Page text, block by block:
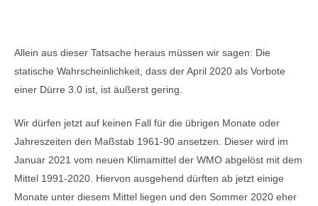
Allein aus dieser Tatsache heraus müssen wir sagen: Die
statische Wahrscheinlichkeit, dass der April 2020 als Vorbote
einer Dürre 3.0 ist, ist äußerst gering.
Wir dürfen jetzt auf keinen Fall für die übrigen Monate oder
Jahreszeiten den Maßstab 1961-90 ansetzen. Dieser wird im
Januar 2021 vom neuen Klimamittel der WMO abgelöst mit dem
Mittel 1991-2020. Hiervon ausgehend dürften ab jetzt einige
Monate unter diesem Mittel liegen und den Sommer 2020 eher